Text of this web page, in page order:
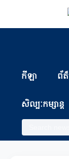
កីឡា ព័ត៏
សិល្បៈកម្សាន្ត